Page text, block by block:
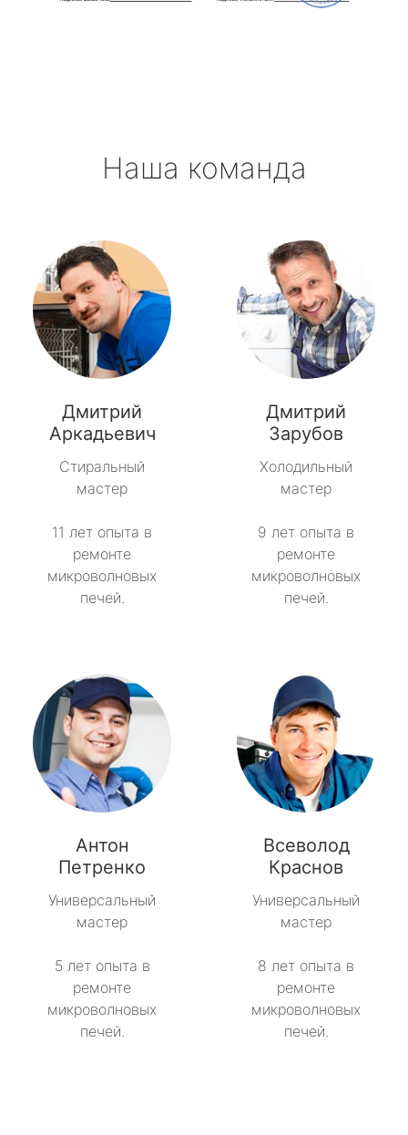
Наша команда
Дмитрий
Аркадьевич
Стиральный
мастер
11 лет опыта в
ремонте
микроволновых
печей.
Дмитрий
Зарубов
Холодильный
мастер
9 лет опыта в
ремонте
микроволновых
печей.
Антон
Петренко
Универсальный
мастер
5 лет опыта в
ремонте
микроволновых
печей.
Всеволод
Краснов
Универсальный
мастер
8 лет опыта в
ремонте
микроволновых
печей.